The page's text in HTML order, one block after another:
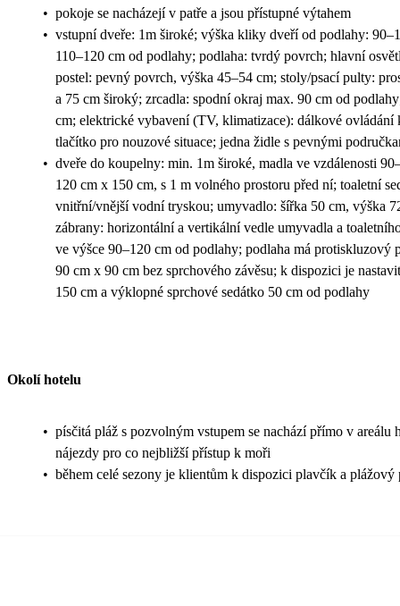
• pokoje se nacházejí v patře a jsou přístupné výtahem
• vstupní dveře: 1m široké; výška kliky dveří od podlahy:
110–120 cm od podlahy; podlaha: tvrdý povrch; hlavní
postel: pevný povrch, výška 45–54 cm; stoly/psací pulty:
a 75 cm široký; zrcadla: spodní okraj max. 90 cm od
cm; elektrické vybavení (TV, klimatizace): dálkové
tlačítko pro nouzové situace; jedna židle s pevnými
• dveře do koupelny: min. 1m široké, madla ve vzdálenosti
120 cm x 150 cm, s 1 m volného prostoru před ní; toaletní
vnitřní/vnější vodní tryskou; umyvadlo: šířka 50 cm, výška
zábrany: horizontální a vertikální vedle umyvadla a
ve výšce 90–120 cm od podlahy; podlaha má protiskluzový
90 cm x 90 cm bez sprchového závěsu; k dispozici je
150 cm a výklopné sprchové sedátko 50 cm od podlahy
Okolí hotelu
• písčitá pláž s pozvolným vstupem se nachází přímo v areálu
nájezdy pro co nejbližší přístup k moři
• během celé sezony je klientům k dispozici plavčík a plážový